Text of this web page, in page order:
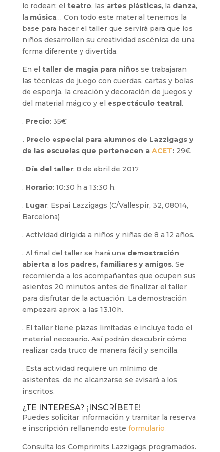
lo rodean: el teatro, las artes plásticas, la danza,
la música… Con todo este material tenemos la
base para hacer el taller que servirá para que los
niños desarrollen su creatividad escénica de una
forma diferente y divertida.
En el taller de magia para niñosse trabajaran
las técnicas de juego con cuerdas, cartas y bolas
de esponja, la creación y decoración de juegos y
del material mágico y el espectáculo teatral.
. Precio: 35€
. Precio especial para alumnos de Lazzigags y
de las escuelas que pertenecen a ACET:29€
. Día del taller: 8 de abril de 2017
. Horario: 10:30 h a 13:30 h.
. Lugar: Espai Lazzigags (C/Vallespir, 32, 08014,
Barcelona)
. Actividad dirigida a niños y niñas de 8 a 12 años.
. Al final del taller se hará una demostración
abierta a los padres, familiares y amigos. Se
recomienda a los acompañantes que ocupen sus
asientos 20 minutos antes de finalizar el taller
para disfrutar de la actuación. La demostración
empezará aprox. a las 13.10h.
. El taller tiene plazas limitadas e incluye todo el
material necesario. Así podrán descubrir cómo
realizar cada truco de manera fácil y sencilla.
. Esta actividad requiere un mínimo de
asistentes, de no alcanzarse se avisará a los
inscritos.
¿TE INTERESA? ¡INSCRÍBETE!
Puedes solicitar información y tramitar la reserva
e inscripción rellanendo este formulario.
Consulta los Comprimits Lazzigags programados.